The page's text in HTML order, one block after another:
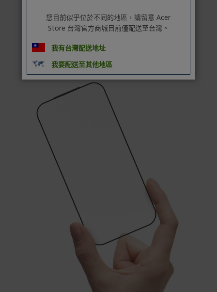
您目前似乎位於不同的地區，請留意 Acer
Store 台灣官方商城目前僅配送至台灣。
我有台灣配送地址
我要配送至其他地區